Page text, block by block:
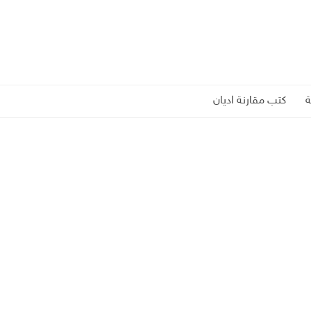
كتب مقارنة اديان